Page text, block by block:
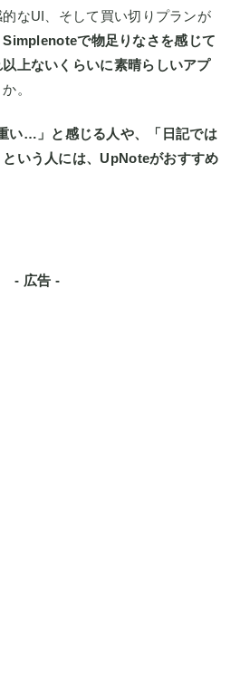
なUI、そして買い切りプランが
Simplenoteで物足りなさを感じて
上ないくらいに素晴らしいアプ
。
い…」と感じる人や、「日記では
いう人には、UpNoteがおすすめ
- 広告 -